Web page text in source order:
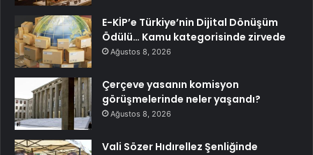
E-KİP’e Türkiye’nin Dijital Dönüşüm
Ödülü… Kamu kategorisinde zirvede
Ağustos 8, 2026
Çerçeve yasanın komisyon
görüşmelerinde neler yaşandı?
Ağustos 8, 2026
Vali Sözer Hıdırellez Şenliğinde